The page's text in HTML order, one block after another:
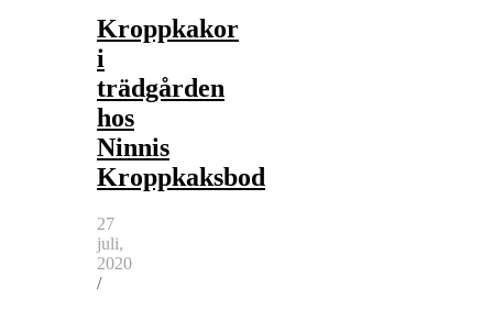
Kroppkakor
i
trädgården
hos
Ninnis
Kroppkaksbod
27
juli,
2020
/